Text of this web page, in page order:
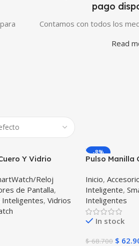
pago
Contamos con todos los
Read
Y Vidrio
Reloj
de Pantalla,
Inteligentes, Vidrios
-8%
Pulso Manilla
Inicio,
Inteligente,
Inteligentes
In stock
$68.700 $